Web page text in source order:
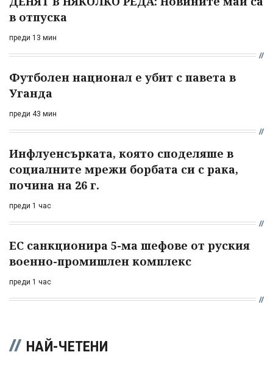
в отпуска
преди 13 мин
Футболен национал е убит с павета в
Уганда
преди 43 мин
Инфлуенсърката, която споделяше в
социалните мрежи борбата си с рака,
почина на 26 г.
преди 1 час
ЕС санкционира 5-ма шефове от руския
военно-промишлен комплекс
преди 1 час
НАЙ-ЧЕТЕНИ